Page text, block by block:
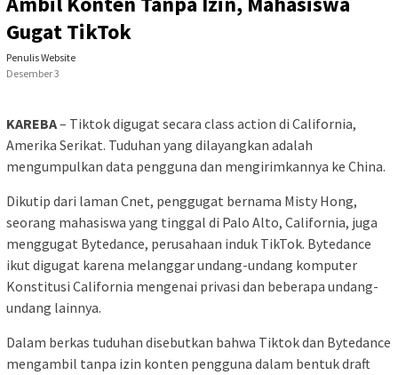
Gugat TikTok
Penulis Website
Desember 3
KAREBA– Tiktok digugat secara class action di California,
Amerika Serikat. Tuduhan yang dilayangkan adalah
mengumpulkan data pengguna dan mengirimkannya ke China.
Dikutip dari laman Cnet, penggugat bernama Misty Hong,
seorang mahasiswa yang tinggal di Palo Alto, California, juga
menggugat Bytedance, perusahaan induk TikTok. Bytedance
ikut digugat karena melanggar undang-undang komputer
Konstitusi California mengenai privasi dan beberapa undang-
undang lainnya.
Dalam berkas tuduhan disebutkan bahwa Tiktok dan Bytedance
mengambil tanpa izin konten pengguna dalam bentuk draft